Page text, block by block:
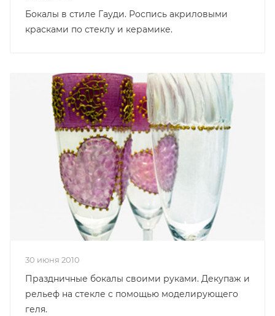
Бокалы в стиле Гауди. Роспись акриловыми
красками по стеклу и керамике.
30 июня 2010
Праздничные бокалы своими руками. Декупаж и
рельеф на стекле с помощью моделирующего
геля.